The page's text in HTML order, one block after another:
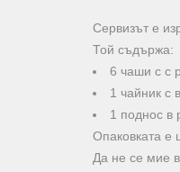
Сервизът е
Той съдържа:
6 чаши с с
1 чайник с
1 поднос в
Опаковката е
Да не се мие